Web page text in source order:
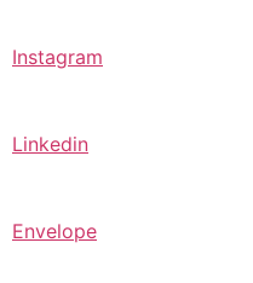
Instagram
Linkedin
Envelope